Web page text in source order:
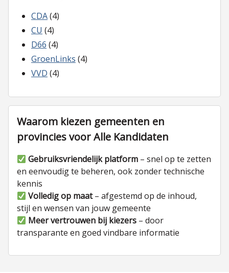
CDA(4)
CU (4)
D66 (4)
GroenLinks (4)
VVD (4)
Waarom kiezen gemeenten en
provincies voor Alle Kandidaten
Gebruiksvriendelijk platform – snel op te zetten
en eenvoudig te beheren, ook zonder technische
kennis
Volledig op maat– afgestemd op de inhoud,
stijl en wensen van jouw gemeente
Meer vertrouwen bij kiezers – door
transparante en goed vindbare informatie